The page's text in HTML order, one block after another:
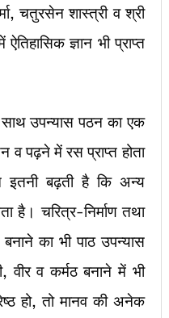
चतुरसेन शास्त्री व श्री
ज्ञान भी प्राप्त
उपन्यास पठन का एक
पढ़ने में रस प्राप्त होता
इतनी बढ़ती है कि अन्य
है। चरित्र-निर्माण तथा
का भी पाठ उपन्यास
व कर्मठ बनाने में भी
हो, तो मानव की अनेक